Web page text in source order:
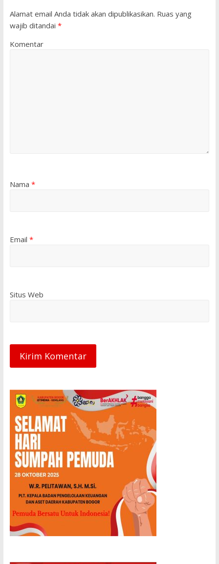
Alamat email Anda tidak akan dipublikasikan. Ruas yang
wajib ditandai *
Komentar
Nama *
Email *
Situs Web